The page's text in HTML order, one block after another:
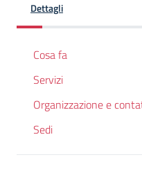
Dettagli
Cosa fa
Servizi
Organizzazione e
Sedi